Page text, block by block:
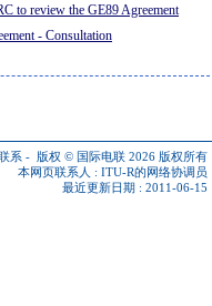
to review the GE89 Agreement
- Consultation
系 - 版权 © 国际电联 2026 版权所有
本网页联系人 : ITU-R的网络协调员
最近更新日期 : 2011-06-15